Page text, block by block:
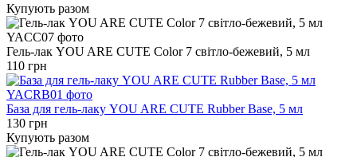
Купують разом
Гель-лак YOU ARE CUTE Color 7 світло-бежевий, 5 мл
110 грн
База для гель-лаку YOU ARE CUTE Rubber Base, 5 мл
130 грн
Купують разом